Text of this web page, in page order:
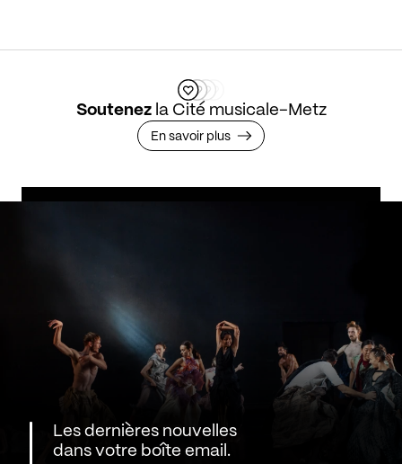
Soutenezla Cité musicale-Metz
En savoir plus
Les dernières nouvelles
dans votre boîte email.